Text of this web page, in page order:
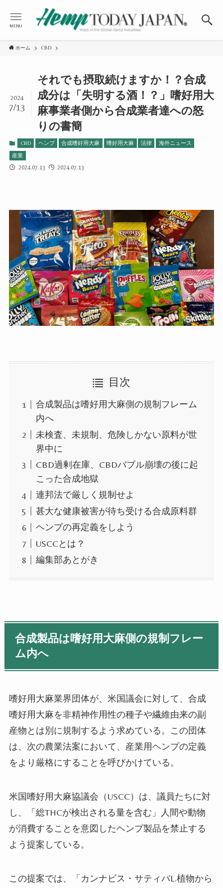
MENU
ホーム CBD
それでも摂取続けますか！？合成
成分は「失明する酒！？」嗜好用大
麻事業者側から合成業者達への怒
りの書簡
2024
7/13
CBD ヘンプ 合成嗜好用大麻 嗜好用大麻 法律 海外ニュース
産業
2024.07.13 2024.07.13
目次
合成製品は嗜好用大麻側の規制フレーム
内へ
未検査、未規制、危険しかない原料が世
界中に
CBD過剰在庫、CBDバブル崩壊の後に起
こった合成地獄
連邦法で厳しく規制せよ
甚大な健康被害が待ち受ける合成原料群
ヘンプの再定義をしよう
USCCとは？
編集部あとがき
合成製品は嗜好用大麻側の規制フレー
ム内へ
嗜好用大麻業界団体が、米国議会に対して、合成
嗜好用大麻を非精神作用性の種子や繊維由来の副
産物とは別に規制するよう求めている。この団体
は、次の農業法案において、産業用ヘンプの定義
をより厳格にすることを呼びかけている。
米国嗜好用大麻協議会（USCC）は、議員たちに対
し、「総THCが検出される量を含む」人間や動物
が消費することを意図したヘンプ製品を禁止する
よう提案している。
この提案では、「カンナビス・サティバL.植物から